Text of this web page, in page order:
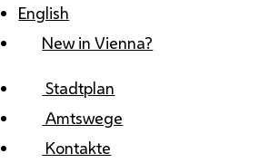
English
New in Vienna?
Stadtplan
Amtswege
Kontakte